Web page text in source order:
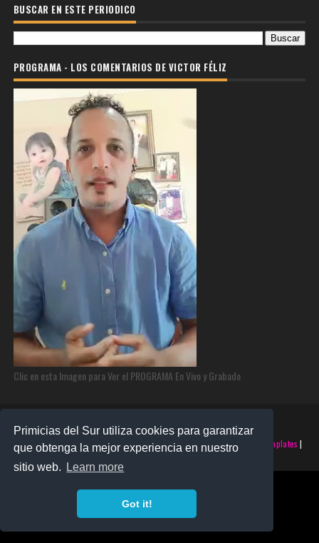
Primicias del Sur utiliza cookies para garantizar
que obtenga la mejor experiencia en nuestro
sitio web.
Learn more
Got it!
BUSCAR EN ESTE PERIODICO
PROGRAMA - LOS COMENTARIOS DE VICTOR FÉLIZ
Clic en esta Imagen para Ver el PROGRAMA En Vivo y Grabado
©2025 PRIMICIAS DEL SUR | Derechos Reservados | Creado con SoraTemplates |
Realizado porSANTO MONTERO